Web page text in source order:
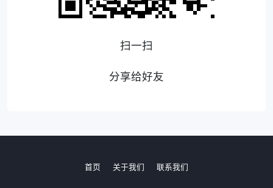
扫一扫
分享给好友
首页 关于我们 联系我们